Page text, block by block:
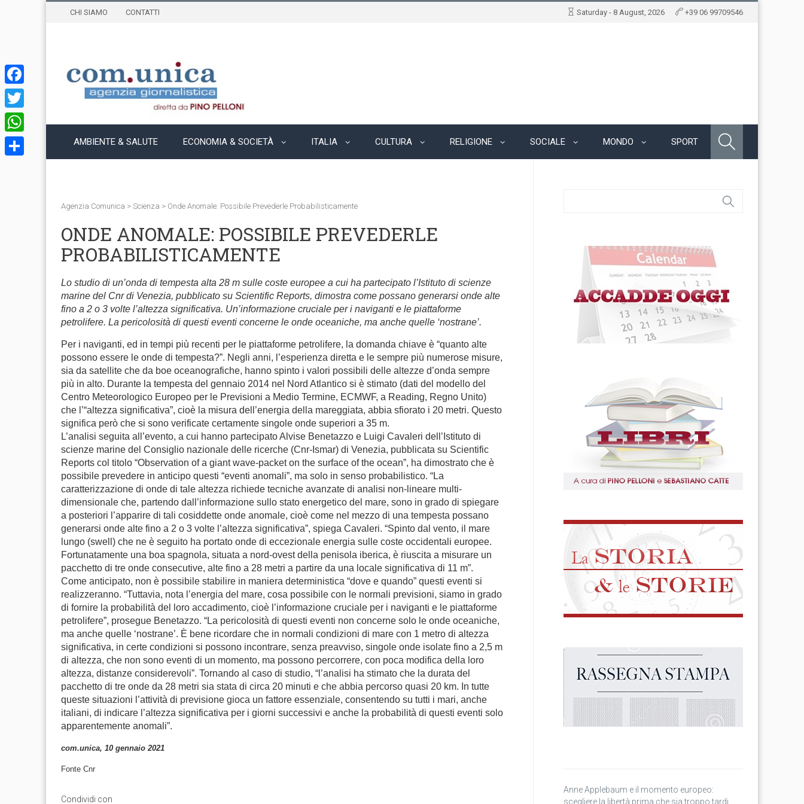
CHI SIAMO CONTATTI Saturday - 8 August, 2026 +39 06 99709546
AMBIENTE & SALUTE ECONOMIA & SOCIETÀ ITALIA CULTURA RELIGIONE SOCIALE MONDO SPORT
Agenzia Comunica > Scienza > Onde Anomale: Possibile Prevederle Probabilisticamente
ONDE ANOMALE: POSSIBILE PREVEDERLE
PROBABILISTICAMENTE
Lo studio di un’onda di tempesta alta 28 m sulle coste europee a cui ha partecipato l’Istituto di scienze
marine del Cnr di Venezia, pubblicato su Scientific Reports, dimostra come possano generarsi onde alte
fino a 2 o 3 volte l’altezza significativa. Un’informazione cruciale per i naviganti e le piattaforme
petrolifere. La pericolosità di questi eventi concerne le onde oceaniche, ma anche quelle ‘nostrane’.
Per i naviganti, ed in tempi più recenti per le piattaforme petrolifere, la domanda chiave è “quanto alte
possono essere le onde di tempesta?”. Negli anni, l’esperienza diretta e le sempre più numerose misure,
sia da satellite che da boe oceanografiche, hanno spinto i valori possibili delle altezze d’onda sempre
più in alto. Durante la tempesta del gennaio 2014 nel Nord Atlantico si è stimato (dati del modello del
Centro Meteorologico Europeo per le Previsioni a Medio Termine, ECMWF, a Reading, Regno Unito)
che l’“altezza significativa”, cioè la misura dell’energia della mareggiata, abbia sfiorato i 20 metri. Questo
significa però che si sono verificate certamente singole onde superiori a 35 m.
L’analisi seguita all’evento, a cui hanno partecipato Alvise Benetazzo e Luigi Cavaleri dell’Istituto di
scienze marine del Consiglio nazionale delle ricerche (Cnr-Ismar) di Venezia, pubblicata su Scientific
Reports col titolo “Observation of a giant wave-packet on the surface of the ocean”, ha dimostrato che è
possibile prevedere in anticipo questi “eventi anomali”, ma solo in senso probabilistico. “La
caratterizzazione di onde di tale altezza richiede tecniche avanzate di analisi non-lineare multi-
dimensionale che, partendo dall’informazione sullo stato energetico del mare, sono in grado di spiegare
a posteriori l’apparire di tali cosiddette onde anomale, cioè come nel mezzo di una tempesta possano
generarsi onde alte fino a 2 o 3 volte l’altezza significativa”, spiega Cavaleri. “Spinto dal vento, il mare
lungo (swell) che ne è seguito ha portato onde di eccezionale energia sulle coste occidentali europee.
Fortunatamente una boa spagnola, situata a nord-ovest della penisola iberica, è riuscita a misurare un
pacchetto di tre onde consecutive, alte fino a 28 metri a partire da una locale significativa di 11 m”.
Come anticipato, non è possibile stabilire in maniera deterministica “dove e quando” questi eventi si
realizzeranno. “Tuttavia, nota l’energia del mare, cosa possibile con le normali previsioni, siamo in grado
di fornire la probabilità del loro accadimento, cioè l’informazione cruciale per i naviganti e le piattaforme
petrolifere”, prosegue Benetazzo. “La pericolosità di questi eventi non concerne solo le onde oceaniche,
ma anche quelle ‘nostrane’. È bene ricordare che in normali condizioni di mare con 1 metro di altezza
significativa, in certe condizioni si possono incontrare, senza preavviso, singole onde isolate fino a 2,5 m
di altezza, che non sono eventi di un momento, ma possono percorrere, con poca modifica della loro
altezza, distanze considerevoli”. Tornando al caso di studio, “l’analisi ha stimato che la durata del
pacchetto di tre onde da 28 metri sia stata di circa 20 minuti e che abbia percorso quasi 20 km. In tutte
queste situazioni l’attività di previsione gioca un fattore essenziale, consentendo su tutti i mari, anche
italiani, di indicare l’altezza significativa per i giorni successivi e anche la probabilità di questi eventi solo
apparentemente anomali”.
com.unica, 10 gennaio 2021
Fonte Cnr
Condividi con
Anne Applebaum e il momento europeo:
scegliere la libertà prima che sia troppo tardi
Facebook
Twitter
WhatsApp